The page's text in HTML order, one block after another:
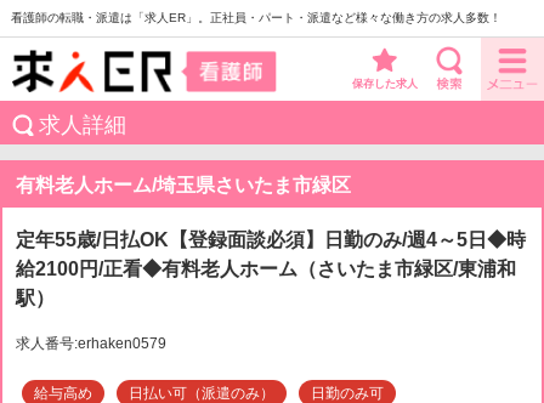
看護師の転職・派遣は「求人ER」。正社員・パート・派遣など様々な働き方の求人多数！
保存した求人
求人詳細
有料老人ホーム/埼玉県さいたま市緑区
定年55歳/日払OK【登録面談必須】日勤のみ/週4～5日◆時
給2100円/正看◆有料老人ホーム（さいたま市緑区/東浦和
駅）
求人番号:erhaken0579
給与高め 日払い可（派遣のみ） 日勤のみ可